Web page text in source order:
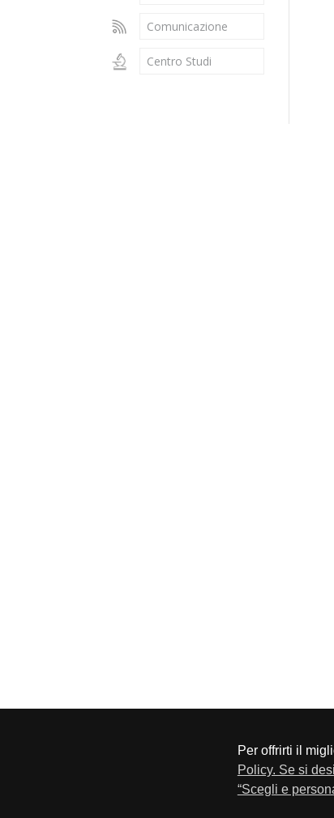
Per offrirti il
Policy. Se si
“Scegli e
Comunicazione
Centro Studi
Via F.Lippi, 30 25134